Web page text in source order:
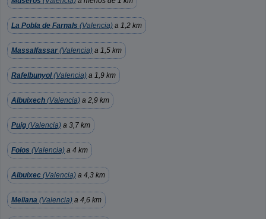
La Pobla de Farnals (Valencia) a 1,2 km
Massalfassar (Valencia) a 1,5 km
Rafelbunyol(Valencia) a 1,9 km
Albuixech (Valencia) a 2,9 km
Puig (Valencia) a 3,7 km
Foios (Valencia) a 4 km
Albuixec (Valencia) a 4,3 km
Meliana (Valencia) a 4,6 km